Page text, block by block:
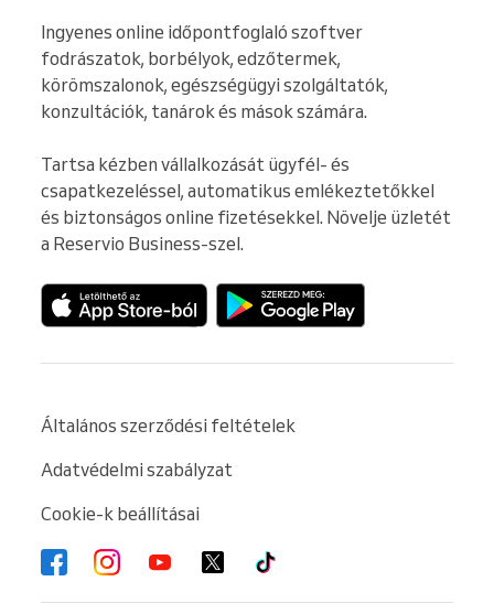
Ingyenes online időpontfoglaló szoftver
fodrászatok, borbélyok, edzőtermek,
körömszalonok, egészségügyi szolgáltatók,
konzultációk, tanárok és mások számára.
Tartsa kézben vállalkozását ügyfél- és
csapatkezeléssel, automatikus emlékeztetőkkel
és biztonságos online fizetésekkel. Növelje üzletét
a Reservio Business-szel.
Általános szerződési feltételek
Adatvédelmi szabályzat
Cookie-k beállításai